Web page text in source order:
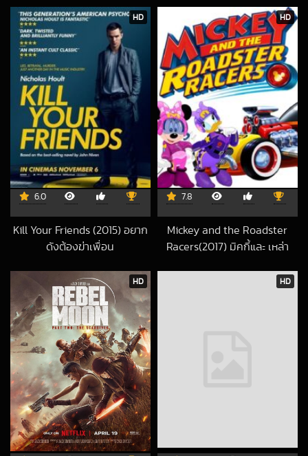
HD
6.0
Kill Your Friends (2015) อยาก
ดังต้องฆ่าเพื่อน
HD
7.8
Mickey and the Roadster
Racers(2017) มิคกี้และ เหล่า
2017-09-29 UTC
HD HD